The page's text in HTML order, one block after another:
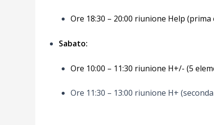
Ore 18:30 – 20:00 riunione Help
Sabato:
Ore 10:00 – 11:30 riunione H+/- (5
Ore 11:30 – 13:00 riunione H+